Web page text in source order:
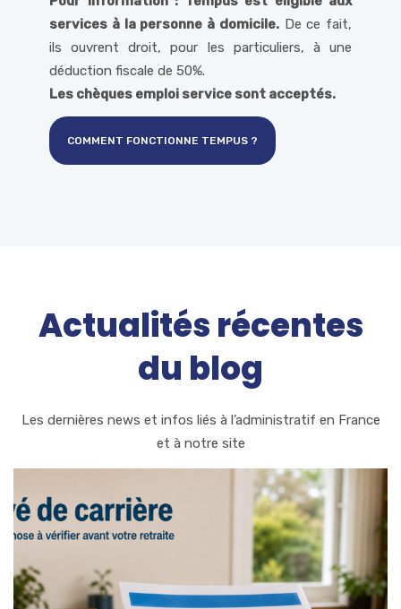
services à la personne à domicile.De ce fait,
ils ouvrent droit, pour les particuliers, à une
déduction fiscale de 50%.
Les chèques emploi service sont acceptés.
COMMENT FONCTIONNE TEMPUS ?
Actualités récentes
du blog
Les dernières news et infos liés à l’administratif en France
et à notre site